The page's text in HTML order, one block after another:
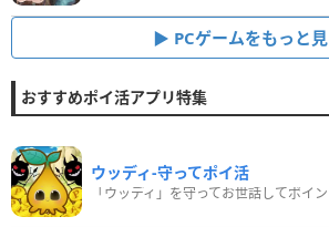
PCゲームをもっと
おすすめポイ活アプリ特集
ウッディ‐守ってポイ活
「ウッディ」を守ってお世話してポイ